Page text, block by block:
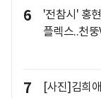
6
'전참시' 홍
플렉스..천
7 [사진]김희